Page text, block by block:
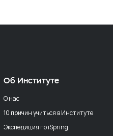
Об Институте
О нас
10 причин учиться в Институте
Экспедиция по iSpring